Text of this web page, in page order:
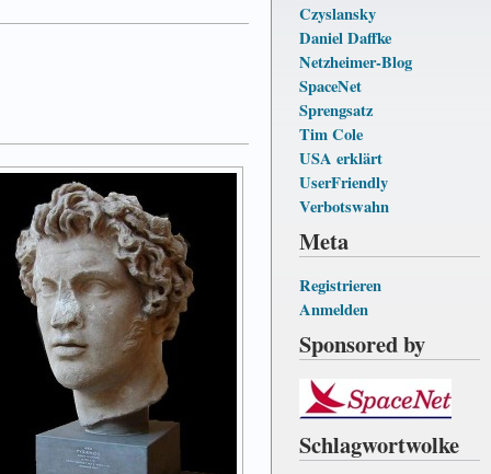
Czyslansky
Daniel Daffke
Netzheimer-Blog
SpaceNet
Sprengsatz
Tim Cole
USA erklärt
UserFriendly
Verbotswahn
Meta
Registrieren
Anmelden
Sponsored by
Schlagwortwolke